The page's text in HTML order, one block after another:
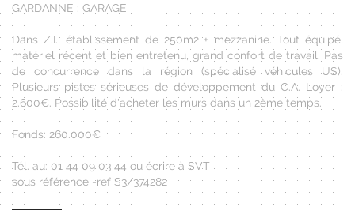
GARDANNE : GARAGE
Dans Z.I., établissement de 250m2 + mezzanine. Tout équipé,
matériel récent et bien entretenu, grand confort de travail. Pas
de concurrence dans la région (spécialisé véhicules US).
Plusieurs pistes sérieuses de développement du C.A. Loyer :
2.600€. Possibilité d'acheter les murs dans un 2ème temps.
Fonds: 260.000€
Tél. au: 01 44 09 03 44 ou écrire à SVT
sous référence -ref S3/374282